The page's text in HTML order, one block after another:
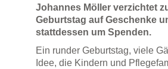
Johannes Möller verzichtet
Geburtstag auf Geschenke
stattdessen um Spenden.
Ein runder Geburtstag, viele
Idee, die Kindern und